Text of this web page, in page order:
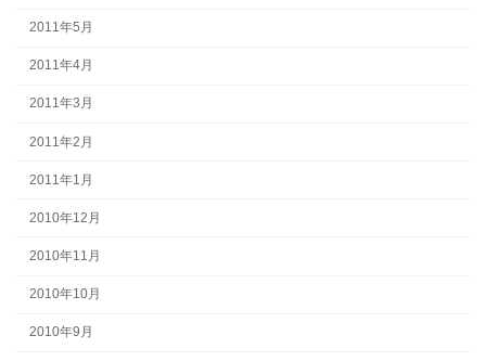
2011年5月
2011年4月
2011年3月
2011年2月
2011年1月
2010年12月
2010年11月
2010年10月
2010年9月